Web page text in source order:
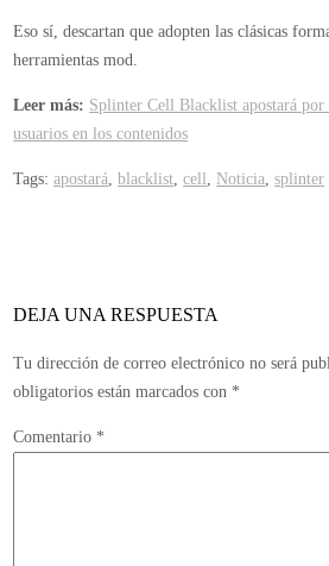
Eso sí, descartan que adopten las clásicas
herramientas mod.
Leer más: Splinter Cell Blacklist apostará
usuarios en los contenidos
Tags:apostará,blacklist,cell , Noticia,splinter
DEJA UNA RESPUESTA
Tu dirección de correo electrónico no será
obligatorios están marcados con *
Comentario *